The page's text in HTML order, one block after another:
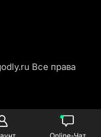
Все права